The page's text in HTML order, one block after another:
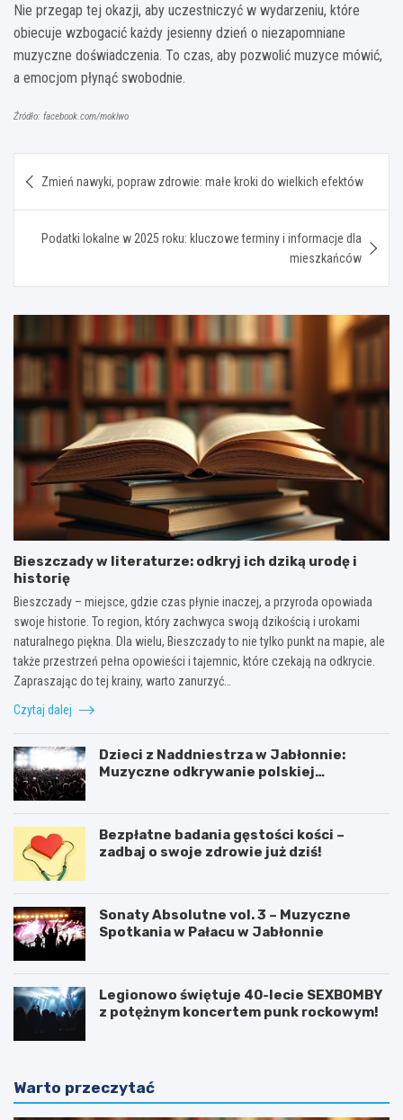
Nie przegap tej okazji, aby uczestniczyć w wydarzeniu, które
obiecuje wzbogacić każdy jesienny dzień o niezapomniane
muzyczne doświadczenia. To czas, aby pozwolić muzyce mówić,
a emocjom płynąć swobodnie.
Źródło: facebook.com/moklwo
wpisu
Zmień nawyki, popraw zdrowie: małe kroki do wielkich efektów
Podatki lokalne w 2025 roku: kluczowe terminy i informacje dla
mieszkańców
Bieszczady w literaturze: odkryj ich dziką urodę i
historię
Bieszczady – miejsce, gdzie czas płynie inaczej, a przyroda opowiada
swoje historie. To region, który zachwyca swoją dzikością i urokami
naturalnego piękna. Dla wielu, Bieszczady to nie tylko punkt na mapie, ale
także przestrzeń pełna opowieści i tajemnic, które czekają na odkrycie.
Zapraszając do tej krainy, warto zanurzyć…
Czytaj dalej
Dzieci z Naddniestrza w Jabłonnie:
Muzyczne odkrywanie polskiej
Bezpłatne badania gęstości kości –
zadbaj o swoje zdrowie już dziś!
Sonaty Absolutne vol. 3 – Muzyczne
Spotkania w Pałacu w Jabłonnie
Legionowo świętuje 40-lecie SEXBOMBY
z potężnym koncertem punk rockowym!
Warto przeczytać